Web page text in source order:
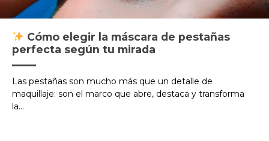
Cómo elegir la máscara de pestañas
perfecta según tu mirada
Las pestañas son mucho más que un detalle de
maquillaje: son el marco que abre, destaca y transforma
la...